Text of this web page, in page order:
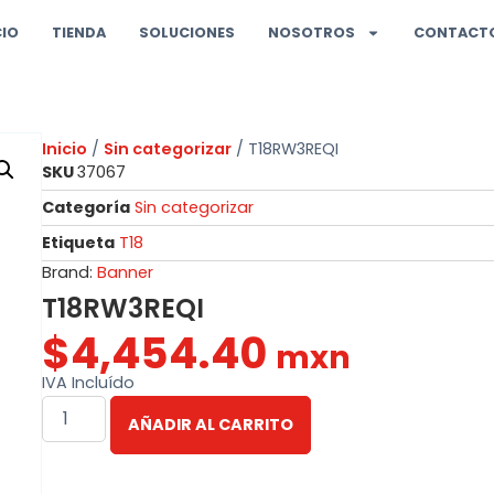
TIENDA SOLUCIONES NOSOTROS
Inicio / Sin categorizar / T18RW3REQI
SKU37067
Categoría Sin categorizar
Etiqueta T18
Brand: Banner
T18RW3REQI
$4,454.40 mxn
IVA Incluído
AÑADIR AL CARRITO